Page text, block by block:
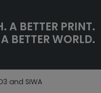
A BETTER PRINT.
BETTER WORLD.
and SIWA